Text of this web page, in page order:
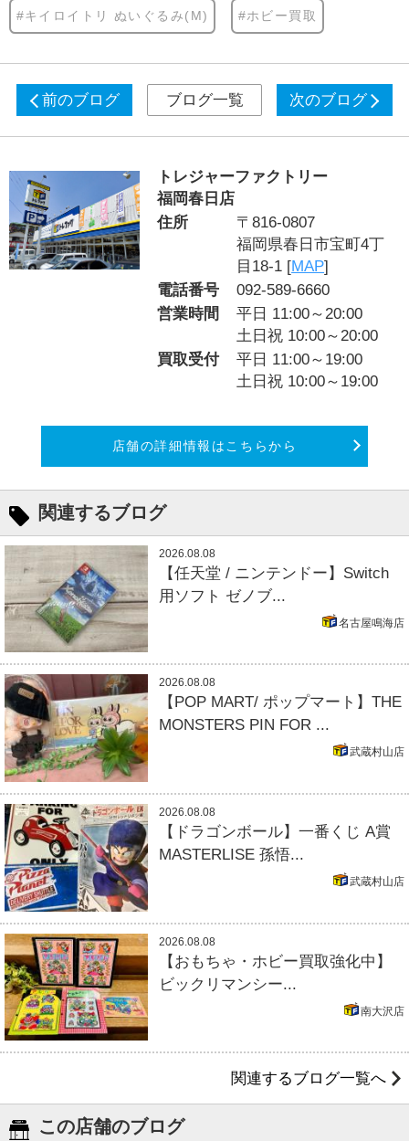
#キイロイトリ ぬいぐるみ(M) #ホビー買取
前のブログ ブログ一覧 次のブログ
トレジャーファクトリー
福岡春日店
住所
〒816-0807
福岡県春日市宝町4丁
目18-1 [MAP]
電話番号
092-589-6660
営業時間
平日 11:00～20:00
土日祝 10:00～20:00
買取受付
平日 11:00～19:00
土日祝 10:00～19:00
店舗の詳細情報はこちらから
関連するブログ
2026.08.08
【任天堂 / ニンテンドー】Switch
用ソフト ゼノブ...
名古屋鳴海店
2026.08.08
【POP MART/ ポップマート】THE
MONSTERS PIN FOR ...
武蔵村山店
2026.08.08
【ドラゴンボール】一番くじ A賞
MASTERLISE 孫悟...
武蔵村山店
2026.08.08
【おもちゃ・ホビー買取強化中】
ビックリマンシー...
南大沢店
関連するブログ一覧へ
この店舗のブログ